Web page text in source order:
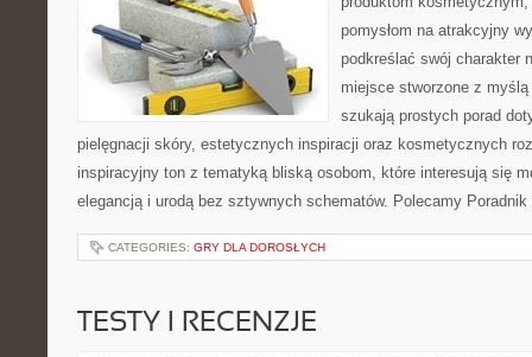
pomysłom na atrakcyjny
podkreślać swój charakter
miejsce stworzone z
szukają prostych porad
pielęgnacji skóry, estetycznych inspiracji oraz kosmetycznych
inspiracyjny ton z tematyką bliską osobom, które interesują się
elegancją i urodą bez sztywnych schematów. Polecamy
CATEGORIES: GRY DLA DOROSŁYCH
TESTY I RECENZJE